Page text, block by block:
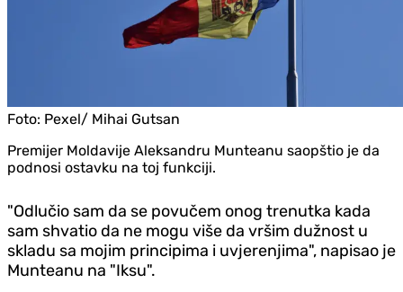
Foto: Pexel/ Mihai Gutsan
Premijer Moldavije Aleksandru Munteanu saopštio je da
podnosi ostavku na toj funkciji.
"Odlučio sam da se povučem onog trenutka kada
sam shvatio da ne mogu više da vršim dužnost u
skladu sa mojim principima i uvjerenjima", napisao je
Munteanu na "Iksu".